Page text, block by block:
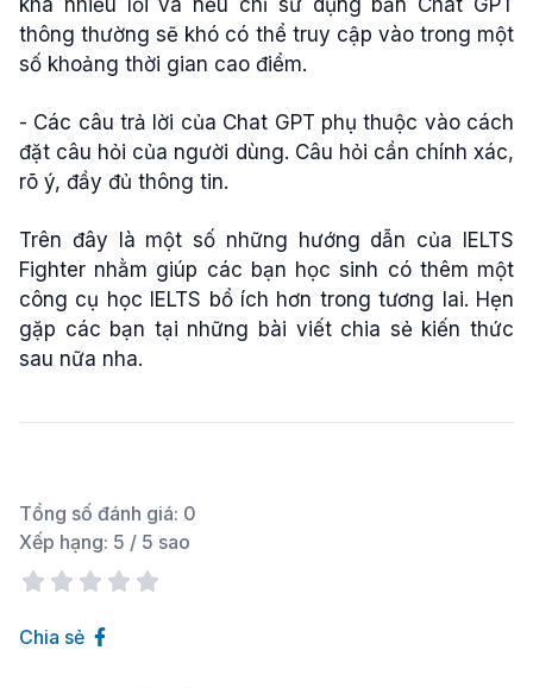
thông thường sẽ khó có thể truy cập vào trong một
số khoảng thời gian cao điểm.
- Các câu trả lời của Chat GPT phụ thuộc vào cách
đặt câu hỏi của người dùng. Câu hỏi cần chính xác,
rõ ý, đầy đủ thông tin.
Trên đây là một số những hướng dẫn của IELTS
Fighter nhằm giúp các bạn học sinh có thêm một
công cụ học IELTS bổ ích hơn trong tương lai. Hẹn
gặp các bạn tại những bài viết chia sẻ kiến thức
sau nữa nha.
Tổng số đánh giá: 0
Xếp hạng: 5 / 5 sao
Chia sẻ